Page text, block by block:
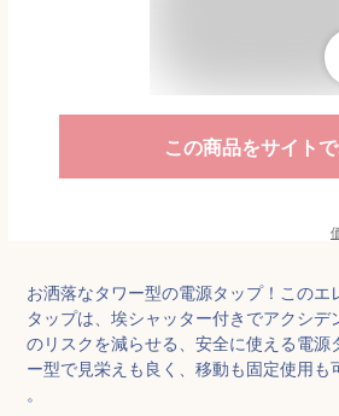
この商品をサイト
お洒落なタワー型の電源タップ！このエ
タップは、埃シャッター付きでアクシ
のリスクを減らせる、安全に使える電源
ー型で見栄えも良く、移動も固定使用も
。